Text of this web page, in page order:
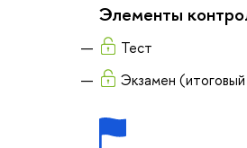
Элементы
Тест
Экзамен